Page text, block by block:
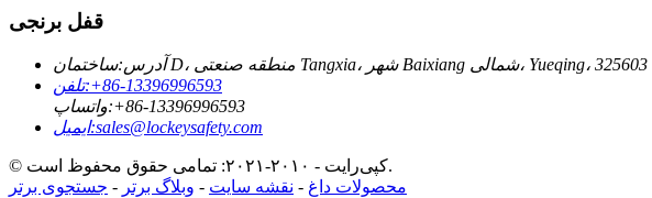
قفل برنجی
آدرس:
تلفن:‎+86-13396996593‎
واتساپ:‎+86-13396996593‎
ایمیل:sales@lockeysafety.com
© کپی‌رایت - ۲۰۱۰-۲۰۲۱: تمامی حقوق محفوظ است.
محصولات داغ - نقشه سایت - وبلاگ برتر - جستجوی برتر